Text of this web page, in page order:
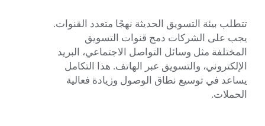
تتطلب بيئة التسويق الحديثة نهجًا متعدد القنوات.
يجب على الشركات دمج قنوات التسويق
المختلفة مثل وسائل التواصل الاجتماعي، البريد
الإلكتروني، والتسويق عبر الهاتف. هذا التكامل
يساعد في توسيع نطاق الوصول وزيادة فعالية
الحملات.